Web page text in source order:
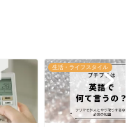
生活・ライフスタイル